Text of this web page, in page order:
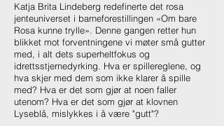
Katja Brita Lindeberg redefinerte det rosa
jenteuniverset i barneforestillingen «Om bare
Rosa kunne trylle». Denne gangen retter hun
blikket mot forventningene vi møter små gutter
med, i alt dets superheltfokus og
idrettsstjernedyrking. Hva er spillereglene, og
hva skjer med dem som ikke klarer å spille
med? Hva er det som gjør at noen faller
utenom? Hva er det som gjør at klovnen
Lyseblå, mislykkes i å være "gutt"?